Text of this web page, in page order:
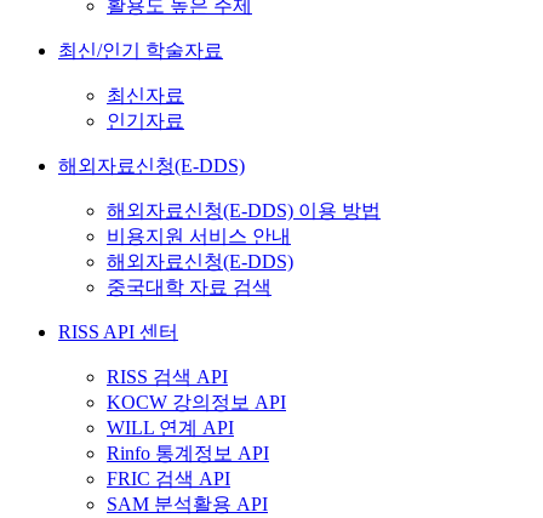
활용도 높은 주제
최신/인기 학술자료
최신자료
인기자료
해외자료신청(E-DDS)
해외자료신청(E-DDS) 이용 방법
비용지원 서비스 안내
해외자료신청(E-DDS)
중국대학 자료 검색
RISS API 센터
RISS 검색 API
KOCW 강의정보 API
WILL 연계 API
Rinfo 통계정보 API
FRIC 검색 API
SAM 분석활용 API